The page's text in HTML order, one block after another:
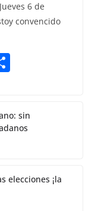
ar
e
6 de
convencido
esin
elecciones ¡la